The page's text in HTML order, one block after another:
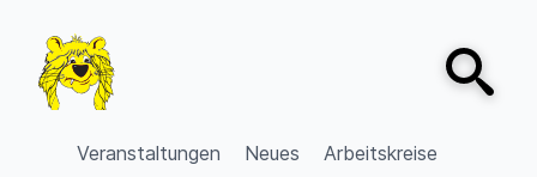
VVV Burgdorf
Veranstaltungen Neues
Arbeitskreise
Open